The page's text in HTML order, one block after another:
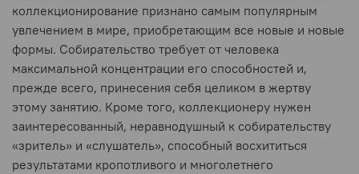
коллекционирование признано самым популярным
увлечением в мире, приобретающим все новые и новые
формы. Собирательство требует от человека
максимальной концентрации его способностей и,
прежде всего, принесения себя целиком в жертву
этому занятию. Кроме того, коллекционеру нужен
заинтересованный, неравнодушный к собирательству
«зритель» и «слушатель», способный восхититься
результатами кропотливого и многолетнего